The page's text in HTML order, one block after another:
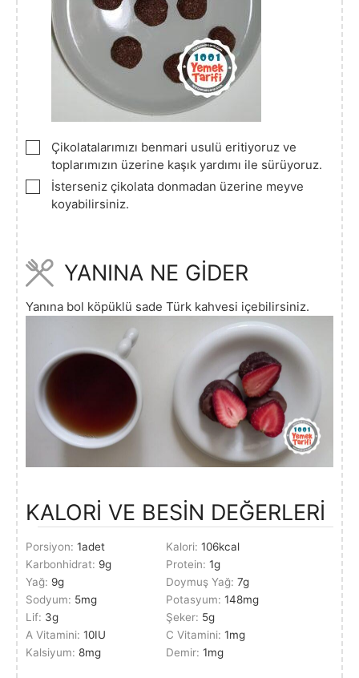
▢
Çikolatalarımızı benmari usulü eritiyoruz ve
toplarımızın üzerine kaşık yardımı ile sürüyoruz.
▢
İsterseniz çikolata donmadan üzerine meyve
koyabilirsiniz.
YANINA NE GİDER
Yanına bol köpüklü sade Türk kahvesi içebilirsiniz.
KALORİ VE BESİN DEĞERLERİ
Porsiyon: 1adet Kalori: 106kcal
Karbonhidrat: 9g Protein: 1g
Yağ: 9g Doymuş Yağ: 7g
Sodyum: 5mg Potasyum: 148mg
Lif: 3g Şeker: 5g
A Vitamini: 10IU C Vitamini: 1mg
Kalsiyum: 8mg Demir: 1mg